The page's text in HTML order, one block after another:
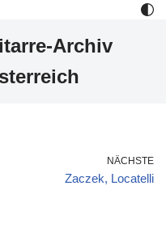
Archiv
NÄCHSTE
Zaczek, Locatelli